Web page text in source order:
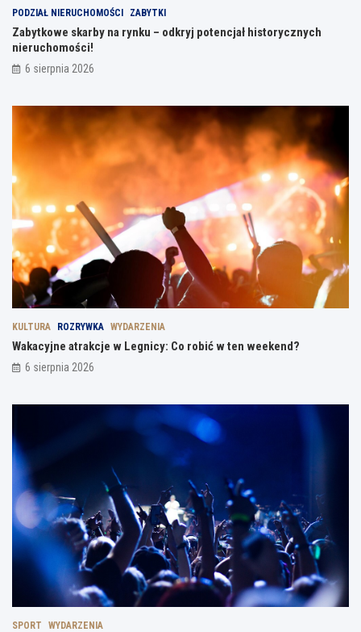
PODZIAŁ NIERUCHOMOŚCI ZABYTKI
Zabytkowe skarby na rynku – odkryj potencjał historycznych
nieruchomości!
6 sierpnia 2026
KULTURA ROZRYWKA WYDARZENIA
Wakacyjne atrakcje w Legnicy: Co robić w ten weekend?
6 sierpnia 2026
SPORT WYDARZENIA